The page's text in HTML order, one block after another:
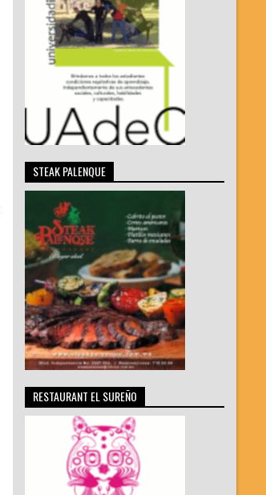
STEAK PALENQUE
RESTAURANT EL SUREÑO